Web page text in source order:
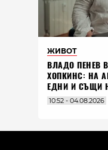
ЖИВОТ
ВЛАДO ПЕНЕВ
ХОПКИНС: НА
ЕДНИ И СЪЩИ
10:52 - 04.08.2026